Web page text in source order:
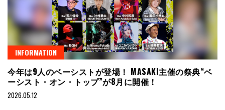
INFORMATION
今年は9人のベーシストが登場！ MASAKI主催の祭典“ベ
ーシスト・オン・トップ”が8月に開催！
2026.05.12